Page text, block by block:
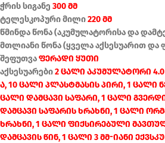
ჭრის სიგანე 300 მმ
ტელესკოპური მილი220 მმ
წმინდა წონა (აკუმულატორისა და
მთლიანი წონა (ყველა აქსესუარით და
შეფუთვაფერადი ყუთი
აქსესუარები2 ცალი აკუმულატორი 4.0
ა, 10 ცალი პლასტმასის პირი, 1 ცალი
ცალი დამცავი საფარი, 1 ცალი
დამცავი საფარის ხრახნი, 1 ცალი
ხრახნი, 1 ცალი ფიქსირებული
დამცავის წინ, 1 ცალი 3 მმ-იანი